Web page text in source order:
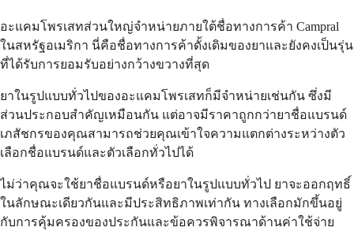
อะแคมโพรเสทส่วนใหญ่จำหน่ายภายใต้ชื่อทางการค้า Campral
ในสหรัฐอเมริกา นี่คือชื่อทางการค้าดั้งเดิมของยาและยังคงเป็นรุ่น
ที่ได้รับการยอมรับอย่างกว้างขวางที่สุด
ยาในรูปแบบทั่วไปของอะแคมโพรเสทก็มีจำหน่ายเช่นกัน ซึ่งมี
ส่วนประกอบสำคัญเหมือนกัน แต่อาจมีราคาถูกกว่ายาชื่อแบรนด์
เภสัชกรของคุณสามารถช่วยคุณเข้าใจความแตกต่างระหว่างตัว
เลือกชื่อแบรนด์และตัวเลือกทั่วไปได้
ไม่ว่าคุณจะใช้ยาชื่อแบรนด์หรือยาในรูปแบบทั่วไป ยาจะออกฤทธิ์
ในลักษณะเดียวกันและมีประสิทธิภาพเท่ากัน ทางเลือกมักขึ้นอยู่
กับการคุ้มครองของประกันและข้อควรพิจารณาด้านค่าใช้จ่าย